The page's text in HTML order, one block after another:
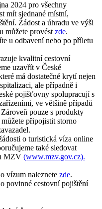
2024 pro všechny
mít sjednané místní,
Žádost a úhradu ve výši
můžete provéstzde.
u odbavení nebo po příletu
kvalitní cestovní
uzavřít v České
má dostatečné krytí nejen
ale případně i
pojišťovny spolupracují s
ve většině případů
pouze s produkty
připojistit storno
o turistická víza online
také sledovat
MZV (www.mzv.gov.cz).
vízum naleznete zde.
povinné cestovní pojištění